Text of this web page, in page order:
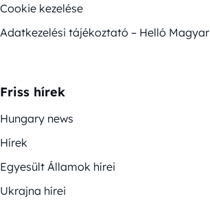
Cookie kezelése
Adatkezelési tájékoztató – Helló Magyar
Friss hírek
Hungary news
Hírek
Egyesült Államok hírei
Ukrajna hírei